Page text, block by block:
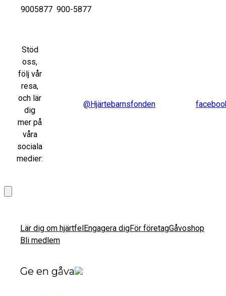
9005877 900-5877
Stöd
oss,
följ vår
resa,
och lär
dig
mer på
våra
sociala
medier:
@Hjärtebarnsfonden
Lär dig om hjärtfel Engagera digFör företagGåvoshop
Bli medlem
Ge en gåva